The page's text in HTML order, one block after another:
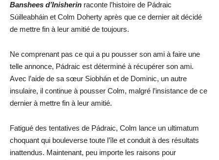
Banshees d’Inisherin raconte l’histoire de Pádraic
Súilleabháin et Colm Doherty après que ce dernier ait décidé
de mettre fin à leur amitié de toujours.
Ne comprenant pas ce qui a pu pousser son ami à faire une
telle annonce, Pádraic est déterminé à récupérer son ami.
Avec l’aide de sa sœur Siobhán et de Dominic, un autre
insulaire, il continue à pousser Colm, malgré l’insistance de ce
dernier à mettre fin à leur amitié.
Fatigué des tentatives de Pádraic, Colm lance un ultimatum
choquant qui bouleverse toute l’île et conduit à des résultats
inattendus. Maintenant, peu importe les raisons pour